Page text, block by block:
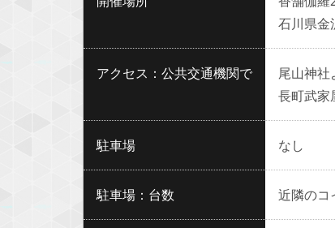
石川県金
アクセス：公共交通機関で
尾山神社
長町武家
駐車場 なし
駐車場：台数 近隣のコ